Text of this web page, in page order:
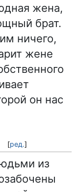
жена,
брат.
ничего,
жене
он нас
[ред.]
из